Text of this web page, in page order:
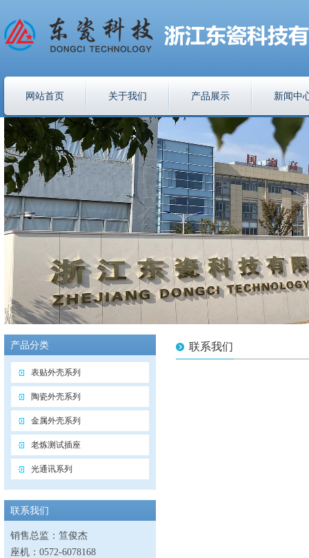
网站首页 关于我们 产品展示 新闻中
产品分类
表贴外壳系列
陶瓷外壳系列
金属外壳系列
老炼测试插座
光通讯系列
联系我们
销售总监：笪俊杰
座机：0572-6078168
联系我们